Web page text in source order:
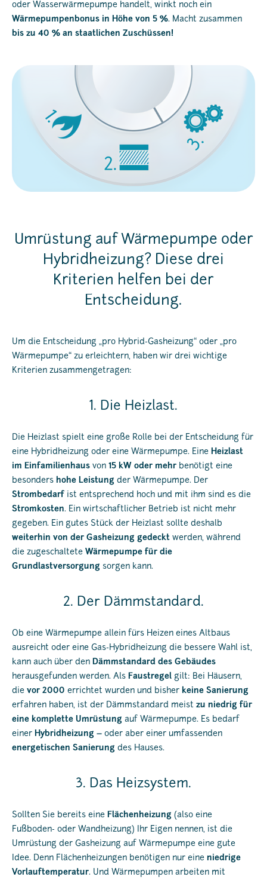
oder Wasserwärmepumpe handelt, winkt noch ein
Wärmepumpenbonus in Höhe von 5 %. Macht zusammen
bis zu 40 % an staatlichen Zuschüssen!
Umrüstung auf Wärmepumpe oder
Hybridheizung? Diese drei
Kriterien helfen bei der
Entscheidung.
Um die Entscheidung „pro Hybrid-Gasheizung“ oder „pro
Wärmepumpe“ zu erleichtern, haben wir drei wichtige
Kriterien zusammengetragen:
1. Die Heizlast.
Die Heizlast spielt eine große Rolle bei der Entscheidung für
eine Hybridheizung oder eine Wärmepumpe. Eine Heizlast
im Einfamilienhaus von 15 kW oder mehr benötigt eine
besonders hohe Leistung der Wärmepumpe. Der
Strombedarf ist entsprechend hoch und mit ihm sind es die
Stromkosten. Ein wirtschaftlicher Betrieb ist nicht mehr
gegeben. Ein gutes Stück der Heizlast sollte deshalb
weiterhin von der Gasheizung gedeckt werden, während
die zugeschaltete Wärmepumpe für die
Grundlastversorgung sorgen kann.
2. Der Dämmstandard.
Ob eine Wärmepumpe allein fürs Heizen eines Altbaus
ausreicht oder eine Gas-Hybridheizung die bessere Wahl ist,
kann auch über den Dämmstandard des Gebäudes
herausgefunden werden. Als Faustregel gilt: Bei Häusern,
die vor 2000 errichtet wurden und bisher keine Sanierung
erfahren haben, ist der Dämmstandard meist zu niedrig für
eine komplette Umrüstung auf Wärmepumpe. Es bedarf
einer Hybridheizung – oder aber einer umfassenden
energetischen Sanierung des Hauses.
3. Das Heizsystem.
Sollten Sie bereits eine Flächenheizung (also eine
Fußboden- oder Wandheizung) Ihr Eigen nennen, ist die
Umrüstung der Gasheizung auf Wärmepumpe eine gute
Idee. Denn Flächenheizungen benötigen nur eine niedrige
Vorlauftemperatur. Und Wärmepumpen arbeiten mit